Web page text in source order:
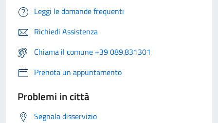
Leggi le domande frequenti
Richiedi Assistenza
Chiama il comune +39 089.831301
Prenota un appuntamento
Problemi in città
Segnala disservizio